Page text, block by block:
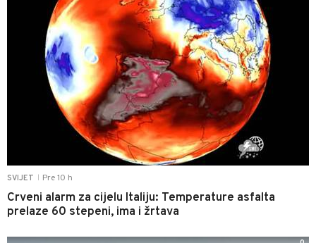
SVIJET Pre 10 h
Crveni alarm za cijelu Italiju: Temperature asfalta
prelaze 60 stepeni, ima i žrtava